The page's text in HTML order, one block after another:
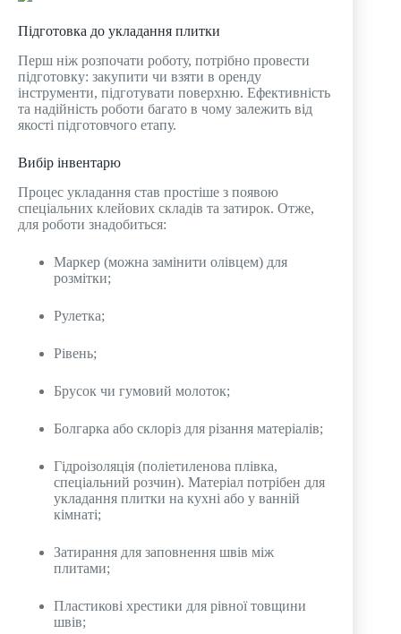
Підготовка до укладання плитки
Перш ніж розпочати роботу, потрібно провести
підготовку: закупити чи взяти в оренду
інструменти, підготувати поверхню. Ефективність
та надійність роботи багато в чому залежить від
якості підготовчого етапу.
Вибір інвентарю
Процес укладання став простіше з появою
спеціальних клейових складів та затирок. Отже,
для роботи знадобиться:
Маркер (можна замінити олівцем) для
розмітки;
Рулетка;
Рівень;
Брусок чи гумовий молоток;
Болгарка або склоріз для різання матеріалів;
Гідроізоляція (поліетиленова плівка,
спеціальний розчин). Матеріал потрібен для
укладання плитки на кухні або у ванній
кімнаті;
Затирання для заповнення швів між
плитами;
Пластикові хрестики для рівної товщини
швів;